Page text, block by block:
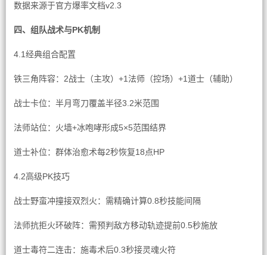
数据来源于官方爆率文档v2.3
四、组队战术与PK机制
4.1经典组合配置
铁三角阵容：2战士（主攻）+1法师（控场）+1道士（辅助）
战士卡位：半月弯刀覆盖半径3.2米范围
法师站位：火墙+冰咆哮形成5×5范围结界
道士补位：群体治愈术每2秒恢复18点HP
4.2高级PK技巧
战士野蛮冲撞接双烈火：需精确计算0.8秒技能间隔
法师抗拒火环破阵：需预判敌方移动轨迹提前0.5秒施放
道士毒符二连击：施毒术后0.3秒接灵魂火符